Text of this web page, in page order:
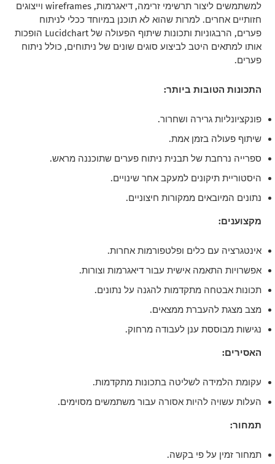
למשתמשים ליצור תרשימי זרימה, דיאגרמות, wireframes וייצוגים
חזותיים אחרים. למרות שהוא לא תוכנן במיוחד ככלי לניתוח
פערים, הרבגוניות ותכונות שיתוף הפעולה של Lucidchart הופכות
אותו למתאים היטב לביצוע סוגים שונים של ניתוחים, כולל ניתוח
פערים.
התכונות הטובות ביותר:
פונקציונליות גרירה ושחרור.
שיתוף פעולה בזמן אמת.
ספרייה נרחבת של תבנית ניתוח פערים שתוכננה מראש.
היסטוריית תיקונים למעקב אחר שינויים.
נתונים המיובאים ממקורות חיצוניים.
מקצוענים:
אינטגרציה עם כלים ופלטפורמות אחרות.
אפשרויות התאמה אישית עבור דיאגרמות וצורות.
תכונות אבטחה מתקדמות להגנה על נתונים.
מצב מצגת להעברת ממצאים.
נגישות מבוססת ענן לעבודה מרחוק.
האסירים:
עקומת הלמידה לשליטה בתכונות מתקדמות.
העלות עשויה להיות אסורה עבור משתמשים מסוימים.
תמחור:
תמחור זמין על פי בקשה.